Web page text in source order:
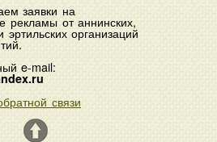
заявки на
рекламы от аннинских,
эртильских организаций
e-mail:
связи